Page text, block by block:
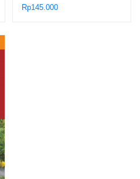
KAMPUS…
Rp145.000